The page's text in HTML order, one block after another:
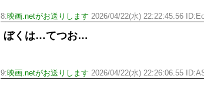
8:映画.netがお送りします 2026/04/22(水) 22:22:45.56
ぼくは…てつお…
9:映画.netがお送りします 2026/04/22(水) 22:26:06.55